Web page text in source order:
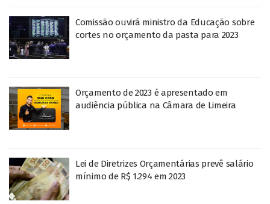
Comissão ouvirá ministro da Educação sobre
cortes no orçamento da pasta para 2023
Orçamento de 2023 é apresentado em
audiência pública na Câmara de Limeira
Lei de Diretrizes Orçamentárias prevê salário
mínimo de R$ 1.294 em 2023